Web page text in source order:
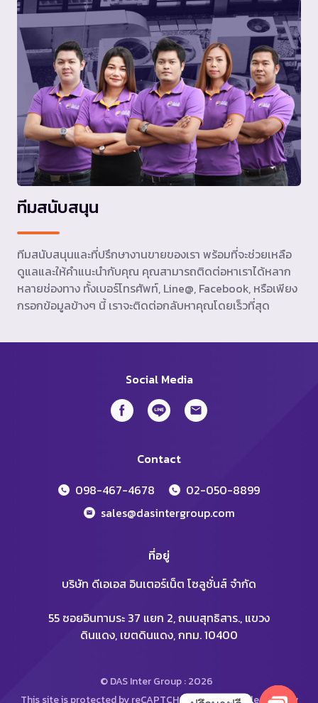
ทีมสนับสนุน
ทีมสนับสนุนและที่ปรึกษางานขายของเรา พร้อมที่จะช่วยเหลือ
ดูแลและให้คำแนะนำกับคุณ คุณสามารถติดต่อหาเราได้หลาก
หลายช่องทาง ทั้งเบอร์โทรศัพท์, Line@, Facebook, หรือเพียง
กรอกข้อมูลข้างๆ นี้ เราจะติดต่อกลับหาคุณโดยเร็วที่สุด
Social Media
Contact
098-467-4678
02-050-8899
sales@dasintergroup.com
ที่อยู่
บริษัท ดีเอเอส อินเตอร์เน็ต โซลูชั่นส์ จำกัด
55 ซอยอินทามระ 37 แยก 2, ถนนสุทธิสาร., แขวง
ดินแดง, เขตดินแดง, กทม. 10400
© DAS Inter Group : 2026
This site is protected by reCAPTCHA and the Google Privacy